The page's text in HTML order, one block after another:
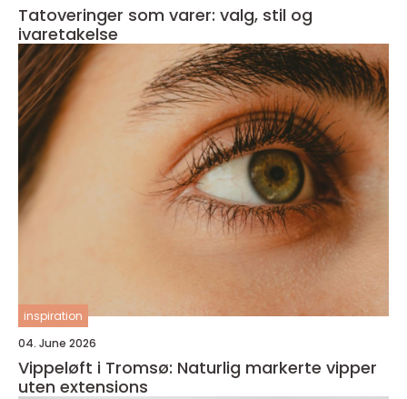
Tatoveringer som varer: valg, stil og
ivaretakelse
inspiration
04. June 2026
Vippeløft i Tromsø: Naturlig markerte vipper
uten extensions